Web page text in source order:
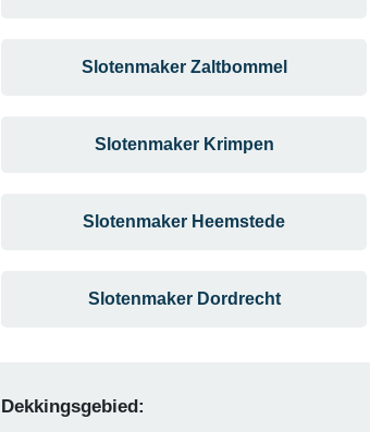
Slotenmaker Zaltbommel
Slotenmaker Krimpen
Slotenmaker Heemstede
Slotenmaker Dordrecht
Dekkingsgebied: